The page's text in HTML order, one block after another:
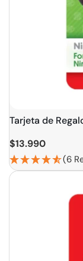
Tarjeta de
$13.990
(6